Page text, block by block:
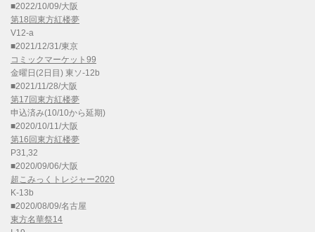
■2022/10/09/大阪
第18回東方紅楼夢
V12-a
■2021/12/31/東京
コミックマーケット99
金曜日(2日目) 東ソ-12b
■2021/11/28/大阪
第17回東方紅楼夢
申込済み(10/10から延期)
■2020/10/11/大阪
第16回東方紅楼夢
P31,32
■2020/09/06/大阪
超こみっくトレジャー2020
K-13b
■2020/08/09/名古屋
東方名華祭14